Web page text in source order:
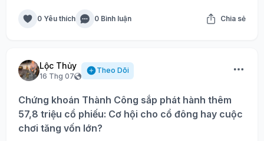
0 Yêu thích 0 Bình luận Chia sẻ
Lộc Thủy
16 Thg 07
Theo Dõi
Chứng khoán Thành Công sắp phát hành thêm
57,8 triệu cổ phiếu: Cơ hội cho cổ đông hay cuộc
chơi tăng vốn lớn?